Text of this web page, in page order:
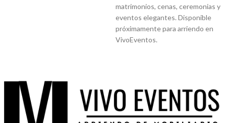
matrimonios, cenas, ceremonias y
eventos elegantes. Disponible
próximamente para arriendo en
VivoEventos.